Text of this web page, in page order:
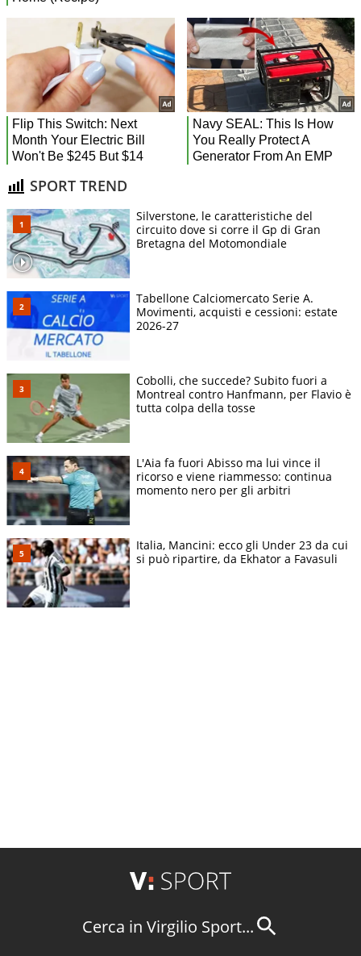
SPORT TREND
Silverstone, le caratteristiche del
circuito dove si corre il Gp di Gran
Bretagna del Motomondiale
Tabellone Calciomercato Serie A.
Movimenti, acquisti e cessioni: estate
2026-27
Cobolli, che succede? Subito fuori a
Montreal contro Hanfmann, per Flavio è
tutta colpa della tosse
L'Aia fa fuori Abisso ma lui vince il
ricorso e viene riammesso: continua
momento nero per gli arbitri
Italia, Mancini: ecco gli Under 23 da cui
si può ripartire, da Ekhator a Favasuli
Cerca in Virgilio Sport...